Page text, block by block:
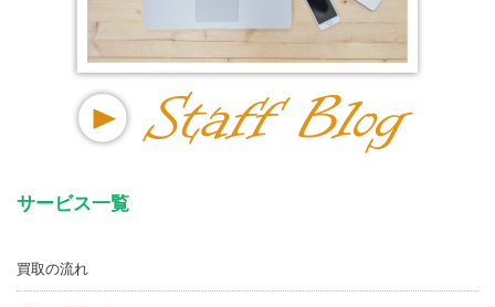
サービス一覧
買取の流れ